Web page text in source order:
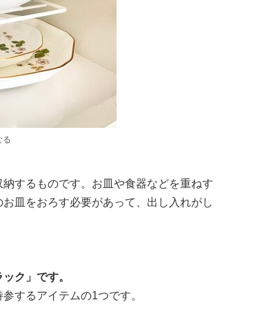
る
するものです。お皿や食器などを重ねす
皿をおろす必要があって、出し入れがし
ク」です。
するアイテムの1つです。